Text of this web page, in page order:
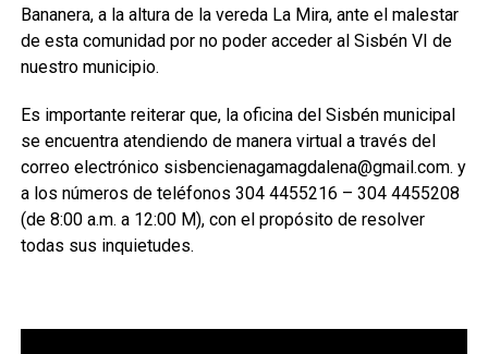
Bananera, a la altura de la vereda La Mira, ante el malestar
de esta comunidad por no poder acceder al Sisbén VI de
nuestro municipio.
Es importante reiterar que, la oficina del Sisbén municipal
se encuentra atendiendo de manera virtual a través del
correo electrónico sisbencienagamagdalena@gmail.com. y
a los números de teléfonos 304 4455216 – 304 4455208
(de 8:00 a.m. a 12:00 M), con el propósito de resolver
todas sus inquietudes.